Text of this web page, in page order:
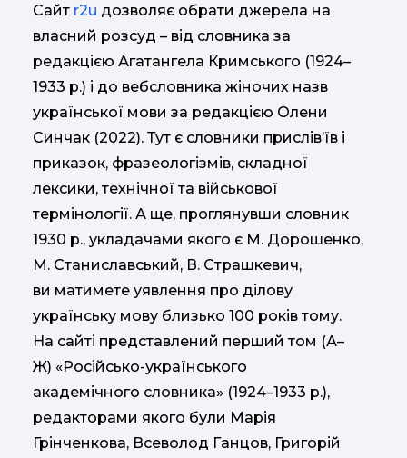
Сайт r2u дозволяє обрати джерела на
власний розсуд – від словника за
редакцією Агатангела Кримського (1924–
1933 р.) і до вебсловника жіночих назв
української мови за редакцією Олени
Синчак (2022). Тут є словники прислів’їв і
приказок, фразеологізмів, складної
лексики, технічної та військової
термінології. А ще, проглянувши словник
1930 р., укладачами якого є М. Дорошенко,
М. Станиславський, В. Страшкевич,
ви матимете уявлення про ділову
українську мову близько 100 років тому.
На сайті представлений перший том (А–
Ж) «Російсько-українського
академічного словника» (1924–1933 р.),
редакторами якого були Марія
Грінченкова, Всеволод Ганцов, Григорій